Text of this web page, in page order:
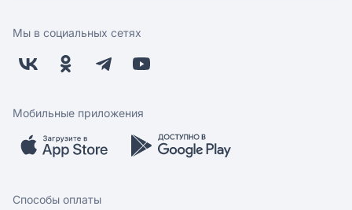
Поставщикам
Заводчикам
Обратная связь
Оплата
Бонусная программа
Скидки и акции
Мобильное приложение
Мы в социальных сетях
Мобильные приложения
Способы оплаты